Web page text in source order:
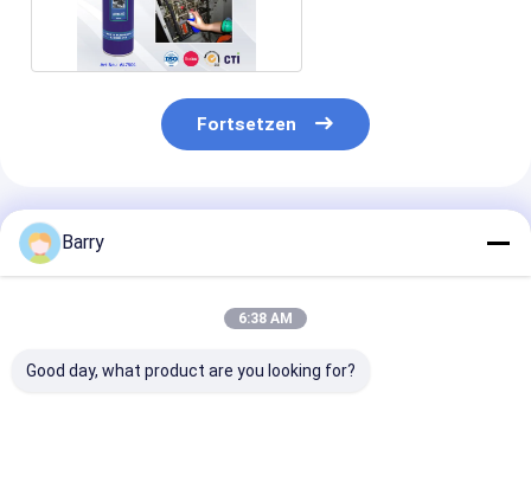
Fortsetzen
Empfohlene Produkte
Barry
6:38 AM
Good day, what product are you looking for?